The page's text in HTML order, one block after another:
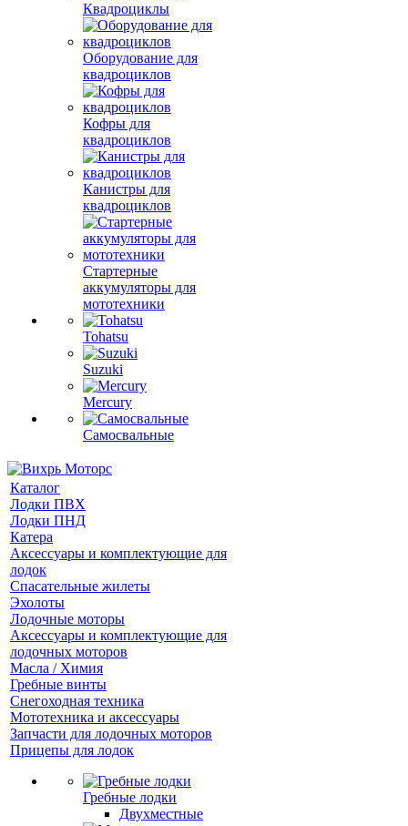
Квадроциклы
Оборудование для
квадроциклов
Кофры для
квадроциклов
Канистры для
квадроциклов
Стартерные
аккумуляторы для
мототехники
Tohatsu
Suzuki
Mercury
Самосвальные
Каталог
Лодки ПВХ
Лодки ПНД
Катера
Аксессуары и комплектующие для
лодок
Спасательные жилеты
Эхолоты
Лодочные моторы
Аксессуары и комплектующие для
лодочных моторов
Масла / Химия
Гребные винты
Снегоходная техника
Мототехника и аксессуары
Запчасти для лодочных моторов
Прицепы для лодок
Гребные лодки
Двухместные